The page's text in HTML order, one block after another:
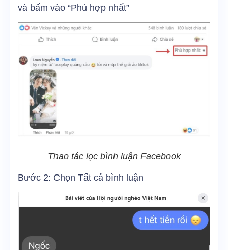
và bấm vào “Phù hợp nhất”
Thao tác lọc bình luận Facebook
Bước 2: Chọn Tất cả bình luận